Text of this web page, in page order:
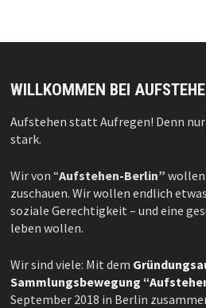
WILLKOMMEN BEI
Aufstehen statt Aufregen! Denn
stark.
Wir von “Aufstehen-Berlin”
zuschauen. Wir wollen endlich
soziale Gerechtigkeit – und eine
leben wollen.
Wir sind viele: Mit dem
Sammlungsbewegung
September 2018 in Berlin